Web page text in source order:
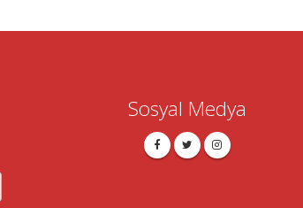
Sosyal Medya